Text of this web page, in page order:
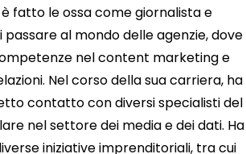
è fatto le ossa come giornalista e
al mondo delle agenzie, dove
nel content marketing e
Nel corso della sua carriera, ha
contatto con diversi specialisti del
nel settore dei media e dei dati. Ha
iniziative imprenditoriali, tra cui